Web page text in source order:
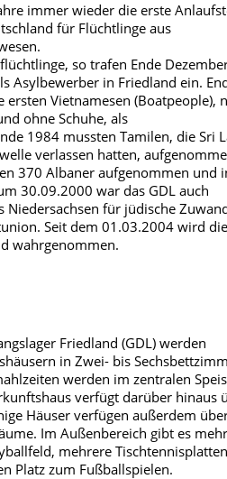
immer wieder die erste
für Flüchtlinge aus
so trafen Ende
Asylbewerber in Friedland ein.
Vietnamesen (Boatpeople),
ohne Schuhe, als
1984 mussten Tamilen, die Sri
verlassen hatten,
370 Albaner aufgenommen und
30.09.2000 war das GDL auch
Niedersachsen für jüdische
Seit dem 01.03.2004 wird
wahrgenommen.
Friedland (GDL) werden
in Zwei- bis
werden im zentralen
verfügt darüber hinaus
Häuser verfügen außerdem
Im Außenbereich gibt es
mehrere
Platz zum Fußballspielen.